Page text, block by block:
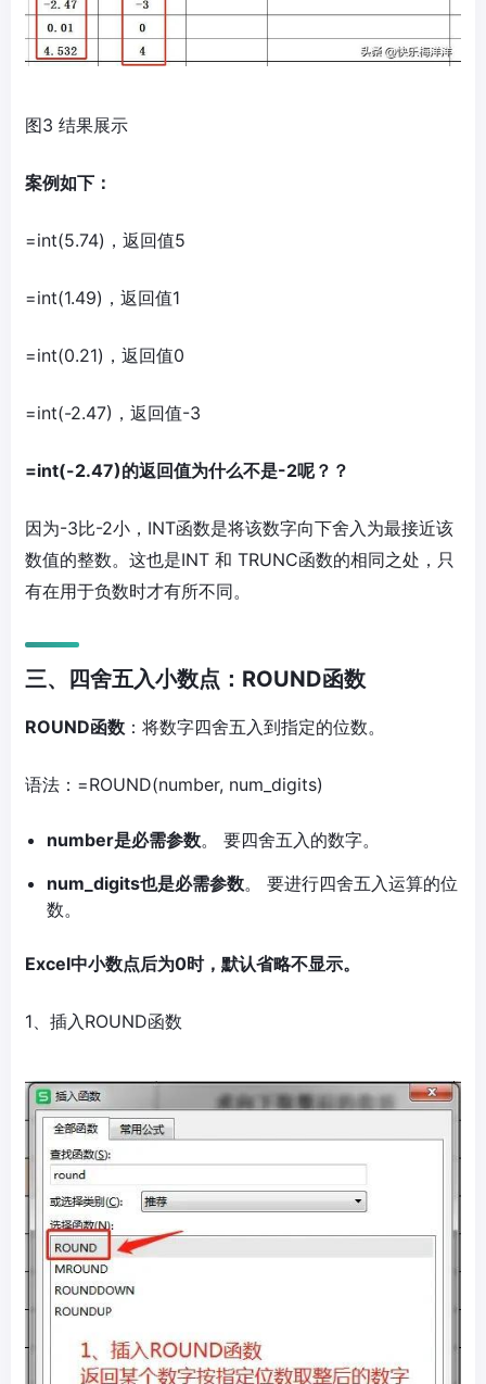
图3 结果展示
案例如下：
=int(5.74)，返回值5
=int(1.49)，返回值1
=int(0.21)，返回值0
=int(-2.47)，返回值-3
=int(-2.47)的返回值为什么不是-2呢？？
因为-3比-2小，INT函数是将该数字向下舍入为最接近该
数值的整数。这也是INT 和 TRUNC函数的相同之处，只
有在用于负数时才有所不同。
三、四舍五入小数点：ROUND函数
ROUND函数 ：将数字四舍五入到指定的位数。
语法：=ROUND(number, num_digits)
number是必需参数。 要四舍五入的数字。
num_digits也是必需参数。 要进行四舍五入运算的位
数。
Excel中小数点后为0时，默认省略不显示。
1、插入ROUND函数